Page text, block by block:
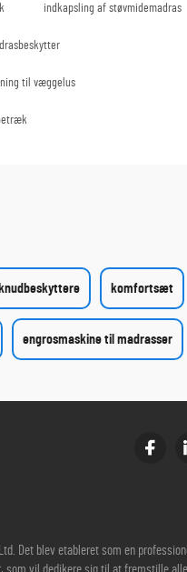
indkapsling af støvmidemadras
til væggelus
knudbeskyttere komfortsæt
engrosmaskine til madrasser
Det blev etableret som en